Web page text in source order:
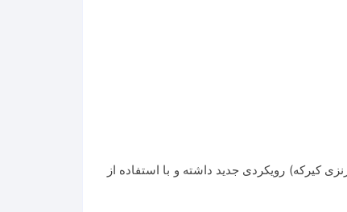
کیرکه) رویکردی جدید داشته و با استفاده از